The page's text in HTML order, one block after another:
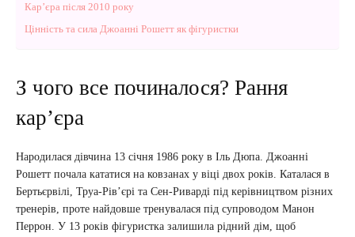
Кар’єра після 2010 року
Цінність та сила Джоанні Рошетт як фігуристки
З чого все починалося? Рання
кар’єра
Народилася дівчина 13 січня 1986 року в Іль Дюпа. Джоанні
Рошетт почала кататися на ковзанах у віці двох років. Каталася в
Бертьєрвілі, Труа-Рів’єрі та Сен-Риварді під керівництвом різних
тренерів, проте найдовше тренувалася під супроводом Манон
Перрон. У 13 років фігуристка залишила рідний дім, щоб